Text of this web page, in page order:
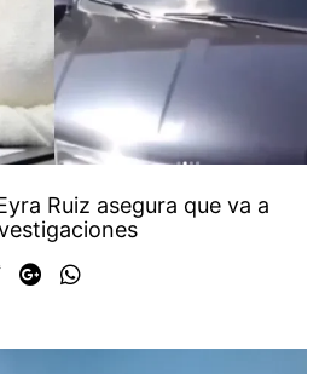
Ruiz asegura que va a